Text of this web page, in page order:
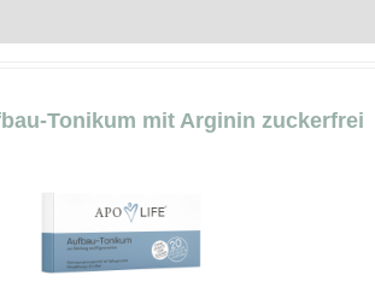
Tonikum mit Arginin zuckerfrei